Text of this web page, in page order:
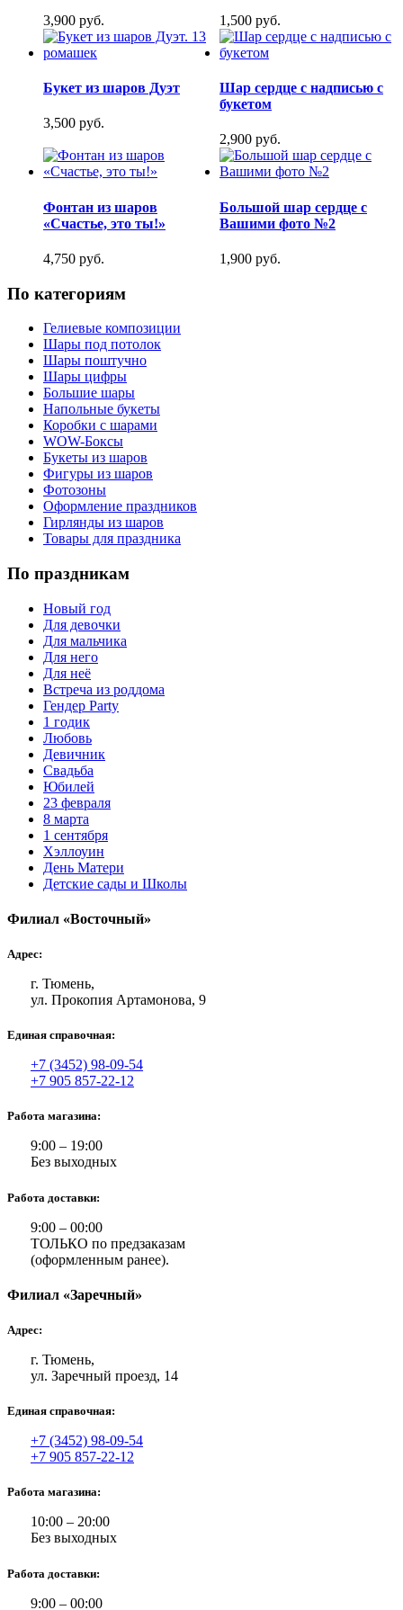
3,900 руб. 1,500 руб.
Букет из шаров Дуэт
3,500 руб.
Шар сердце с надписью с
букетом
2,900 руб.
Фонтан из шаров
«Счастье, это ты!»
4,750 руб.
Большой шар сердце с
Вашими фото №2
1,900 руб.
По категориям
Гелиевые композиции
Шары под потолок
Шары поштучно
Шары цифры
Большие шары
Напольные букеты
Коробки с шарами
WOW-Боксы
Букеты из шаров
Фигуры из шаров
Фотозоны
Оформление праздников
Гирлянды из шаров
Товары для праздника
По праздникам
Новый год
Для девочки
Для мальчика
Для него
Для неё
Встреча из роддома
Гендер Party
1 годик
Любовь
Девичник
Свадьба
Юбилей
23 февраля
8 марта
1 сентября
Хэллоуин
День Матери
Детские сады и Школы
Филиал «Восточный»
Адрес:
г. Тюмень,
ул. Прокопия Артамонова, 9
Единая справочная:
+7 (3452) 98-09-54
+7 905 857-22-12
Работа магазина:
9:00 – 19:00
Без выходных
Работа доставки:
9:00 – 00:00
ТОЛЬКО по предзаказам
(оформленным ранее).
Филиал «Заречный»
Адрес:
г. Тюмень,
ул. Заречный проезд, 14
Единая справочная:
+7 (3452) 98-09-54
+7 905 857-22-12
Работа магазина:
10:00 – 20:00
Без выходных
Работа доставки:
9:00 – 00:00